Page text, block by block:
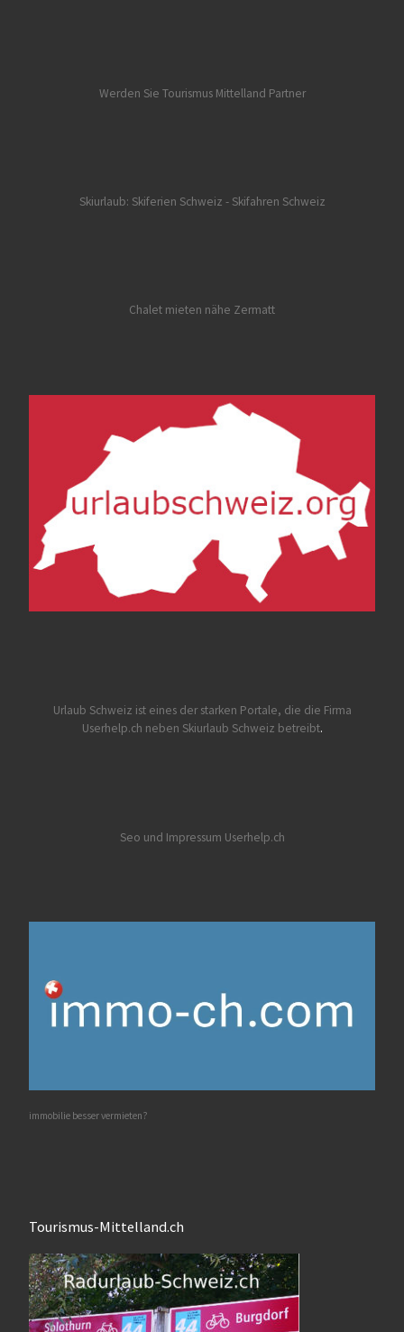
Werden Sie Tourismus Mittelland Partner
Skiurlaub: Skiferien Schweiz - Skifahren Schweiz
Chalet mieten nähe Zermatt
Urlaub Schweiz ist eines der starken Portale, die die Firma
Userhelp.ch neben Skiurlaub Schweiz betreibt.
Seo und Impressum Userhelp.ch
immobilie besser vermieten?
Tourismus-Mittelland.ch